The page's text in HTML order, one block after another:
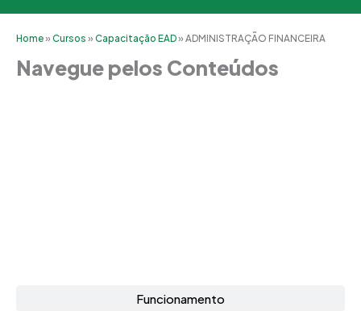
Home»Cursos »Capacitação EAD»ADMINISTRAÇÃO FINANCEIRA
Navegue pelos Conteúdos
Funcionamento